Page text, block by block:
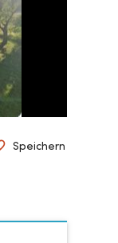
Speichern